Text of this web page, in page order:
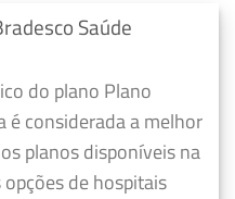
Saúde
do plano Plano
é considerada a melhor
planos disponíveis na
de hospitais